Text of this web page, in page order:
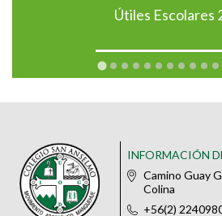
Útiles Escolares
INFORMACIÓN
Camino Guay
Colina
+56(2)